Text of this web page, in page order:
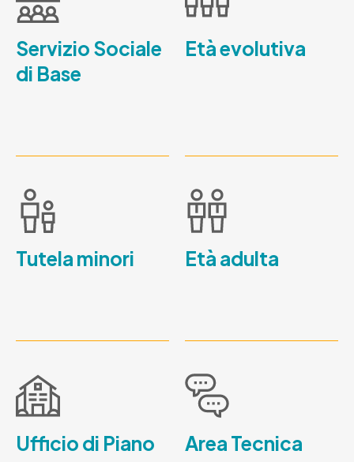
Servizio Sociale
di Base
Età evolutiva
Tutela minori Età adulta
Ufficio di Piano Area Tecnica